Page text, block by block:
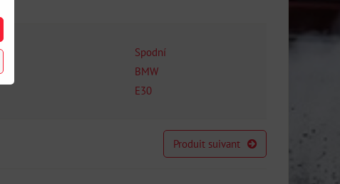
Spodní
BMW
E30
Produit suivant